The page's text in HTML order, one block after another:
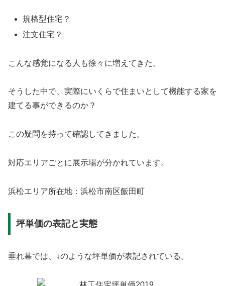
規格型住宅？
注文住宅？
こんな感覚になる人も徐々に増えてきた。
そうした中で、実際にいくらで住まいとして機能する家を
建てる事ができるのか？
この疑問を持って確認してきました。
対応エリアごとに展示場が分かれています。
浜松エリア所在地：浜松市南区飯田町
坪単価の表記と実態
垂れ幕では、↓のような坪単価が表記されている。